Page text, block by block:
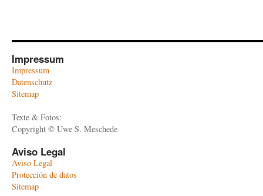
Impressum
Impressum
Datenschutz
Sitemap
Texte & Fotos:
Copyright © Uwe S. Meschede
Aviso Legal
Aviso Legal
Protección de datos
Sitemap